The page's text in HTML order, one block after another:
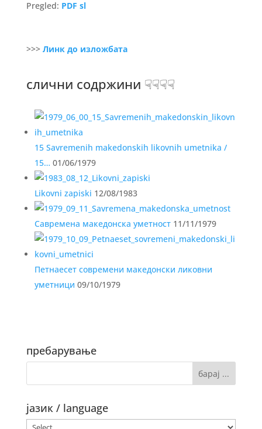
Pregled: PDF sl
>>> Линк до изложбата
слични содржини ☟☟☟☟
15 Savremenih makedonskih likovnih umetnika /
15… 01/06/1979
Likovni zapiski 12/08/1983
Савремена македонска уметност11/11/1979
Петнаесет современи македонски ликовни
уметници 09/10/1979
пребарување
јазик / language